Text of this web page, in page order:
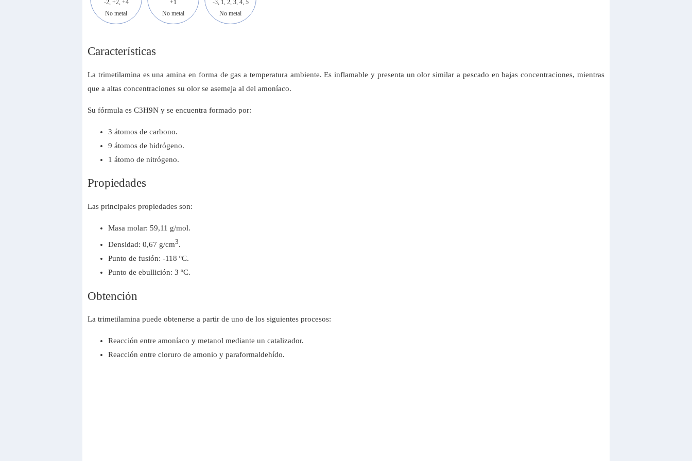
-2, +2, +4
No metal
+1
No metal
-3, 1, 2, 3, 4, 5
No metal
Características
La trimetilamina es una amina en forma de gas a temperatura ambiente. Es inflamable y presenta un olor similar a pescado en bajas concentraciones, mientras
que a altas concentraciones su olor se asemeja al del amoníaco.
Su fórmula es C3H9N y se encuentra formado por:
3 átomos de carbono.
9 átomos de hidrógeno.
1 átomo de nitrógeno.
Propiedades
Las principales propiedades son:
Masa molar: 59,11 g/mol.
Densidad: 0,67 g/cm3.
Punto de fusión: -118 ºC.
Punto de ebullición: 3 ºC.
Obtención
La trimetilamina puede obtenerse a partir de uno de los siguientes procesos:
Reacción entre amoníaco y metanol mediante un catalizador.
Reacción entre cloruro de amonio y paraformaldehído.